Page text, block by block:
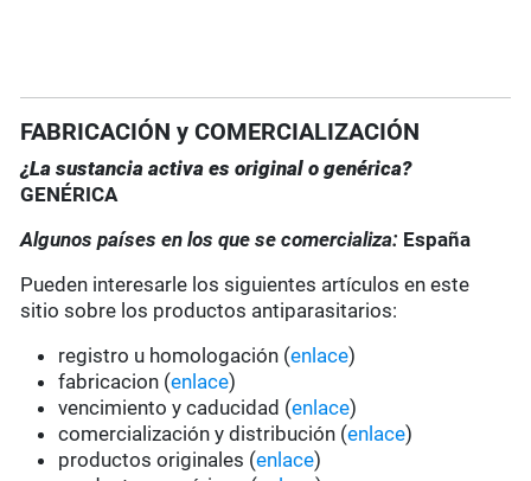
FABRICACIÓN y COMERCIALIZACIÓN
¿La sustancia activa es original o genérica?
GENÉRICA
Algunos países en los que se comercializa: España
Pueden interesarle los siguientes artículos en este
sitio sobre los productos antiparasitarios:
registro u homologación (enlace)
fabricacion (enlace)
vencimiento y caducidad (enlace)
comercialización y distribución (enlace)
productos originales (enlace)